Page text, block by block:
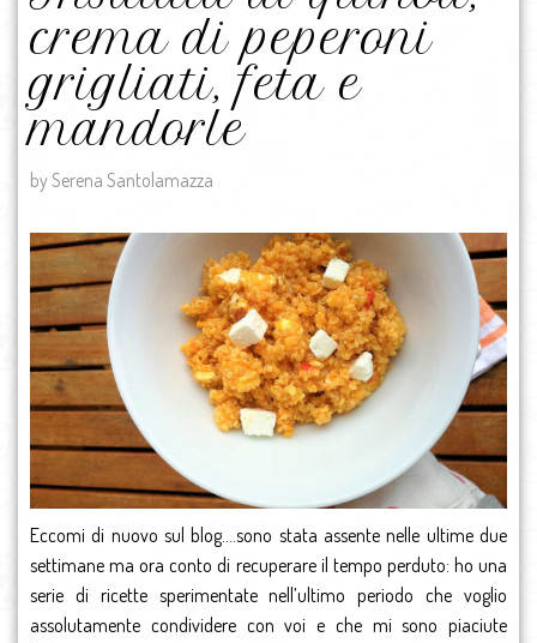
crema di peperoni
grigliati, feta e
mandorle
by Serena Santolamazza
Eccomi di nuovo sul blog….sono stata assente nelle ultime due
settimane ma ora conto di recuperare il tempo perduto: ho una
serie di ricette sperimentate nell’ultimo periodo che voglio
assolutamente condividere con voi e che mi sono piaciute